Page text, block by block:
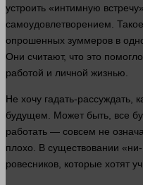
устроить «интимную
самоудовлетворением.
опрошенных зуммеров в
Они считают, что это
работой и личной жизнью.
Не хочу гадать-рассуждать,
будущем. Может быть, все
работать — совсем не
плохо . В существовании
ровесников, которые хотят